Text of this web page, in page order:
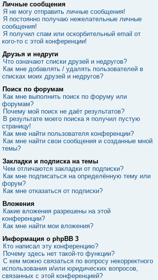
Личные сообщения
Я не могу отправить личные сообщения!
Я постоянно получаю нежелательные личные
сообщения!
Я получил спам или оскорбительный email от
кого-то с этой конференции!
Друзья и недруги
Что означают списки друзей и недругов?
Как мне добавлять / удалять пользователей в
списках моих друзей и недругов?
Поиск по форумам
Как мне выполнить поиск по форуму или
форумам?
Почему мой поиск не даёт результатов?
В результате моего поиска я получил пустую
страницу!
Как мне найти пользователя конференции?
Как мне найти свои сообщения и созданные мной
темы?
Закладки и подписка на темы
Чем отличаются закладки от подписки?
Как мне подписаться на определённую тему или
форум?
Как мне отказаться от подписки?
Вложения
Какие вложения разрешены на этой
конференции?
Как мне найти мои вложения?
Информация о phpBB 3
Кто написал эту конференцию?
Почему здесь нет такой-то функции?
С кем можно связаться по вопросу некорректного
использования и/или юридических вопросов,
связанных с этой конференцией?